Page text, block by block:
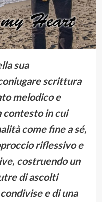
sua
scrittura
melodico e
contesto in cui
come fine a sé,
riflessivo e
costruendo un
di ascolti
e di una